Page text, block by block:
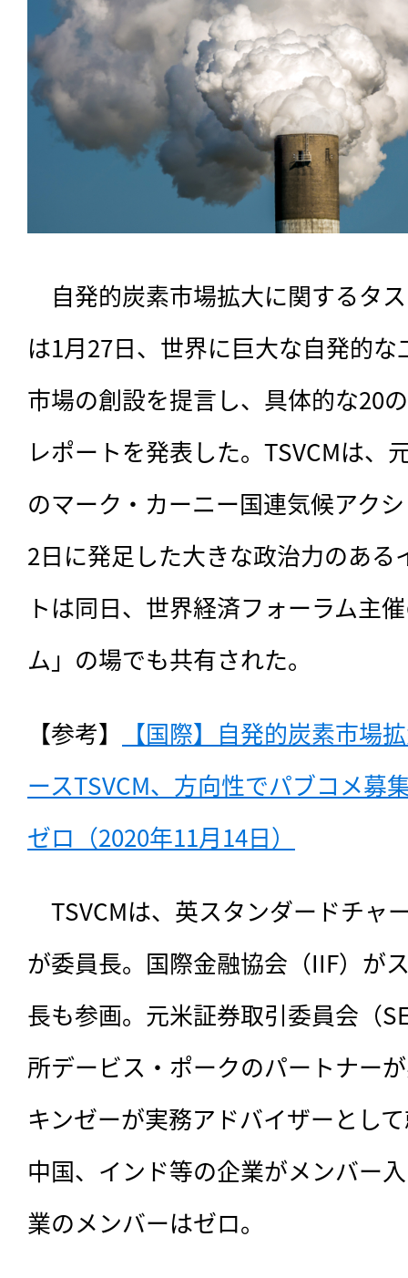
自発的炭素市場拡大に関するタ
は1月27日、世界に巨大な自発的
市場の創設を提言し、具体的な20
レポートを発表した。TSVCMは、
のマーク・カーニー国連気候アク
2日に発足した大きな政治力のある
トは同日、世界経済フォーラム主
ム」の場でも共有された。
【参考】
【国際】自発的炭素市場
ースTSVCM、方向性でパブコメ募
ゼロ（2020年11月14日）
TSVCMは、英スタンダードチャ
が委員長。国際金融協会（IIF）が
長も参画。元米証券取引委員会（
所デービス・ポークのパートナー
キンゼーが実務アドバイザーとし
中国、インド等の企業がメンバー
業のメンバーはゼロ。